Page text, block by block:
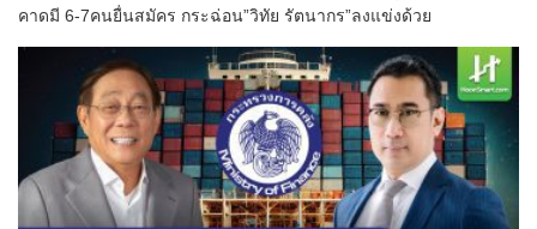
คาดมี 6-7คนยื่นสมัคร กระฉ่อน”วิทัย รัตนากร”ลงแข่งด้วย